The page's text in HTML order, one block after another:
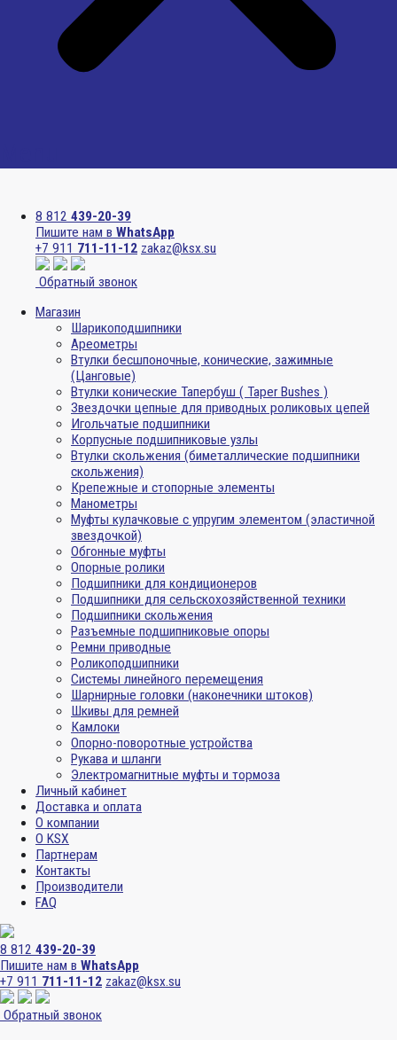
8 812 439-20-39
Пишите нам в WhatsApp
+7 911 711-11-12 zakaz@ksx.su
Обратный звонок
Магазин
Шарикоподшипники
Ареометры
Втулки бесшпоночные, конические, зажимные
(Цанговые)
Втулки конические Тапербуш ( Taper Bushes )
Звездочки цепные для приводных роликовых цепей
Игольчатые подшипники
Корпусные подшипниковые узлы
Втулки скольжения (биметаллические подшипники
скольжения)
Крепежные и стопорные элементы
Манометры
Муфты кулачковые с упругим элементом (эластичной
звездочкой)
Обгонные муфты
Опорные ролики
Подшипники для кондиционеров
Подшипники для сельскохозяйственной техники
Подшипники скольжения
Разъемные подшипниковые опоры
Ремни приводные
Роликоподшипники
Системы линейного перемещения
Шарнирные головки (наконечники штоков)
Шкивы для ремней
Камлоки
Опорно-поворотные устройства
Рукава и шланги
Электромагнитные муфты и тормоза
Личный кабинет
Доставка и оплата
О компании
О KSX
Партнерам
Контакты
Производители
FAQ
8 812 439-20-39
Пишите нам в WhatsApp
+7 911 711-11-12 zakaz@ksx.su
Обратный звонок